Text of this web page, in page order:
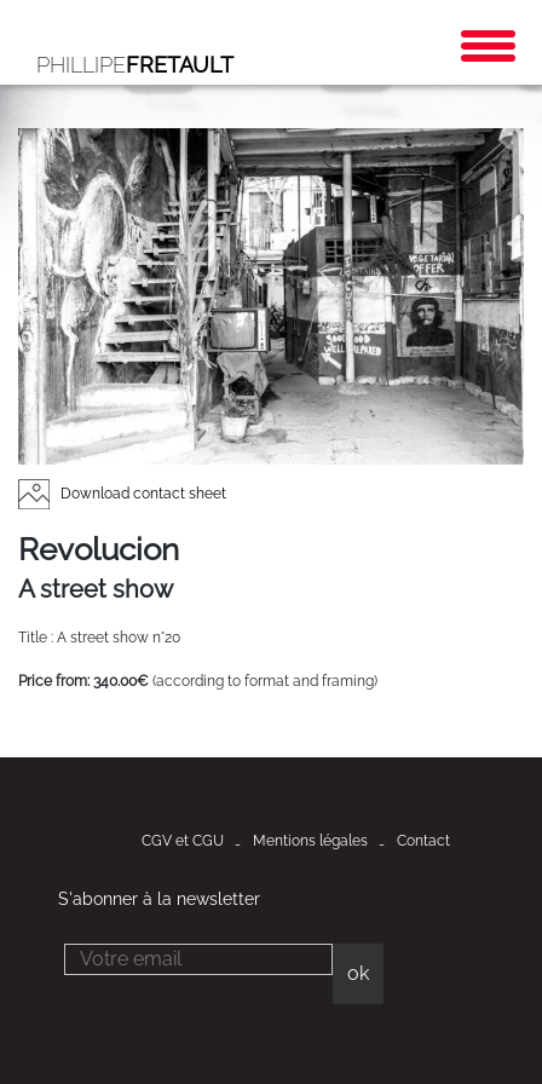
PHILLIPEFRETAULT
Download contact sheet
Revolucion
A street show
Title : A street show n°20
Price from: 340.00€ (according to format and framing)
CGV et CGU Mentions légales Contact
S'abonner à la newsletter